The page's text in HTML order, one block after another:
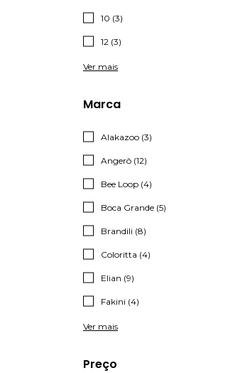
10 (3)
12 (3)
Ver mais
Marca
Alakazoo (3)
Angerô (12)
Bee Loop (4)
Boca Grande (5)
Brandili (8)
Coloritta (4)
Elian (9)
Fakini (4)
Ver mais
Preço